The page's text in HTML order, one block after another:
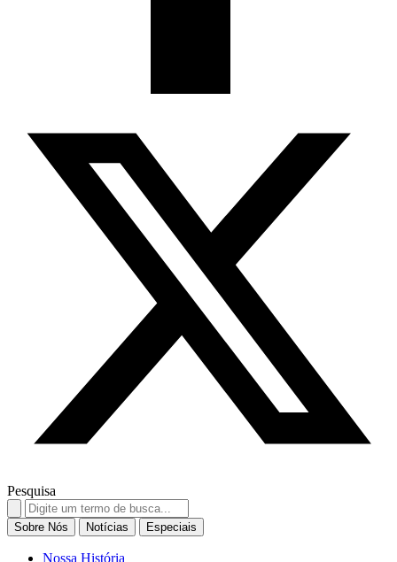
Pesquisa
Search
for:
Sobre Nós Notícias Especiais
Nossa História